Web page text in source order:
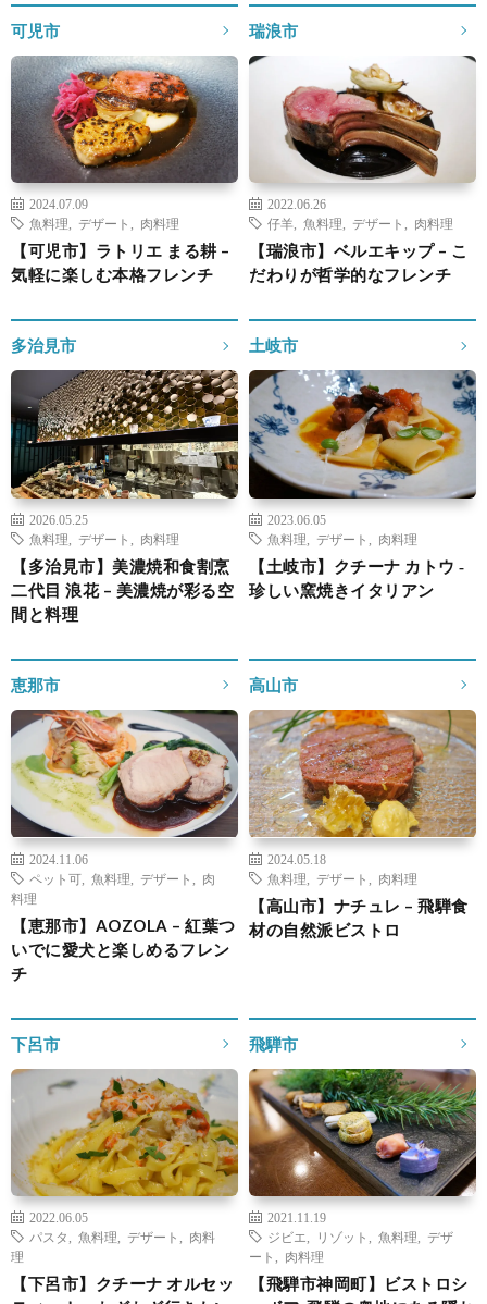
可児市
2024.07.09
魚料理
デザート 肉料理
【可児市】ラトリエ まる耕 –
気軽に楽しむ本格フレンチ
瑞浪市
2022.06.26
仔羊
魚料理 デザート 肉料理
【瑞浪市】ベルエキップ – こ
だわりが哲学的なフレンチ
多治見市
2026.05.25
魚料理
デザート 肉料理
【多治見市】美濃焼和食割烹
二代目 浪花 – 美濃焼が彩る空
間と料理
土岐市
2023.06.05
魚料理
デザート 肉料理
【土岐市】クチーナ カトウ ‐
珍しい窯焼きイタリアン
恵那市
2024.11.06
ペット可
魚料理 デザート
肉
料理
【恵那市】AOZOLA – 紅葉つ
いでに愛犬と楽しめるフレン
チ
高山市
2024.05.18
魚料理
デザート 肉料理
【高山市】ナチュレ – 飛騨食
材の自然派ビストロ
下呂市
2022.06.05
パスタ
魚料理 デザート
肉料
理
【下呂市】クチーナ オルセッ
飛騨市
2021.11.19
ジビエ
リゾット 魚料理
デザ
ート
肉料理
【飛騨市神岡町】ビストロシ